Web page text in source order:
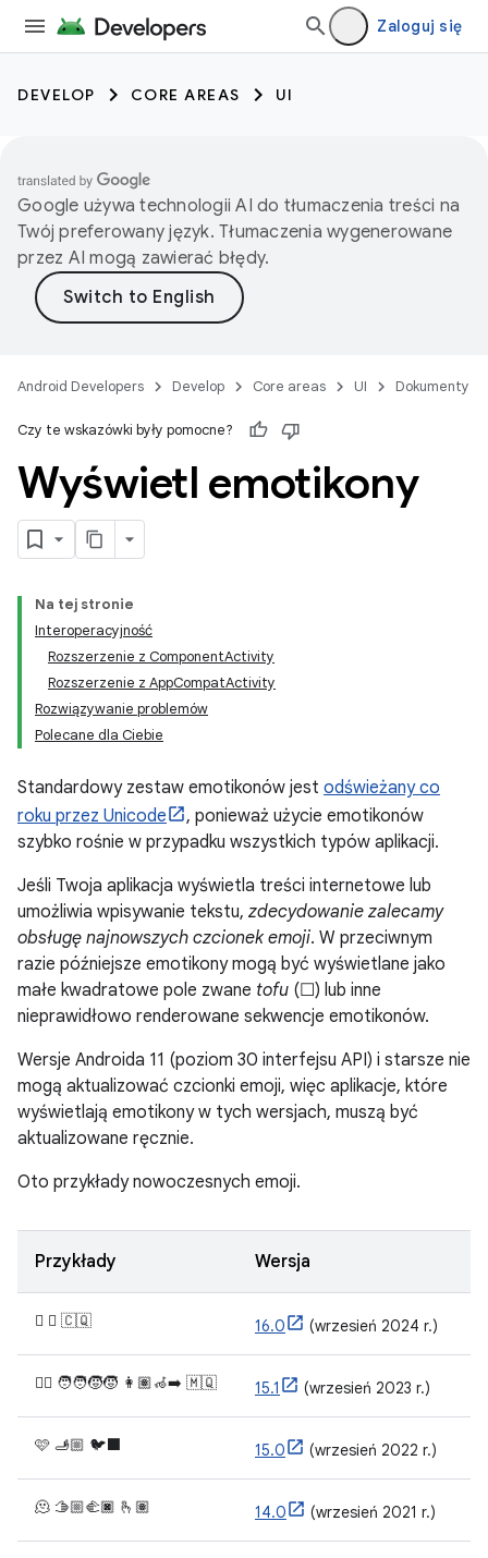
Zaloguj się
DEVELOP CORE AREAS UI
Google używa technologii AI do tłumaczenia treści na
Twój preferowany język. Tłumaczenia wygenerowane
przez AI mogą zawierać błędy.
Android Developers Develop Core areas UI Dokumenty
Czy te wskazówki były pomocne?
Wyświetl emotikony
Na tej stronie
Interoperacyjność
Rozszerzenie z ComponentActivity
Rozszerzenie z AppCompatActivity
Rozwiązywanie problemów
Polecane dla Ciebie
Standardowy zestaw emotikonów jest odświeżany co
roku przez Unicode
, ponieważ użycie emotikonów
szybko rośnie w przypadku wszystkich typów aplikacji.
Jeśli Twoja aplikacja wyświetla treści internetowe lub
umożliwia wpisywanie tekstu, zdecydowanie zalecamy
obsługę najnowszych czcionek emoji. W przeciwnym
razie późniejsze emotikony mogą być wyświetlane jako
małe kwadratowe pole zwane tofu (☐) lub inne
nieprawidłowo renderowane sekwencje emotikonów.
Wersje Androida 11 (poziom 30 interfejsu API) i starsze nie
mogą aktualizować czcionki emoji, więc aplikacje, które
wyświetlają emotikony w tych wersjach, muszą być
aktualizowane ręcznie.
Oto przykłady nowoczesnych emoji.
Przykłady Wersja
🫩 🪉 🇨🇶 16.0 (wrzesień 2024 r.)
🐦‍🔥 🧑‍🧑‍🧒‍🧒 👩🏽‍🦽‍➡️ 🇲🇶 15.1 (wrzesień 2023 r.)
🩷 🫸🏼 🐦‍⬛ 15.0 (wrzesień 2022 r.)
🫠 🫱🏼‍🫲🏿 🫰🏽 14.0 (wrzesień 2021 r.)